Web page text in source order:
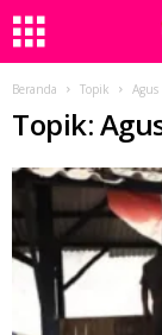
Beranda Topik
Topik: